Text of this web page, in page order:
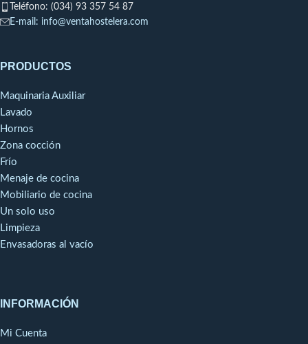
se adhieran a la
bandeja, facilita su
tiempo y esfuerzo
limpiarla.
También son ligeras,
lo que las hace fáciles
transportar.
Sus tres capas de
revestimiento
favorecen el dorado
de los alimentos
del calor y una
homogénea.
Teléfono: (034) 93 357 54 87
E-mail: info@ventahostelera.com
PRODUCTOS
Maquinaria Auxiliar
Lavado
Hornos
Zona cocción
Frío
Menaje de cocina
Mobiliario de cocina
Un solo uso
Limpieza
Envasadoras al vacío
INFORMACIÓN
Mi Cuenta